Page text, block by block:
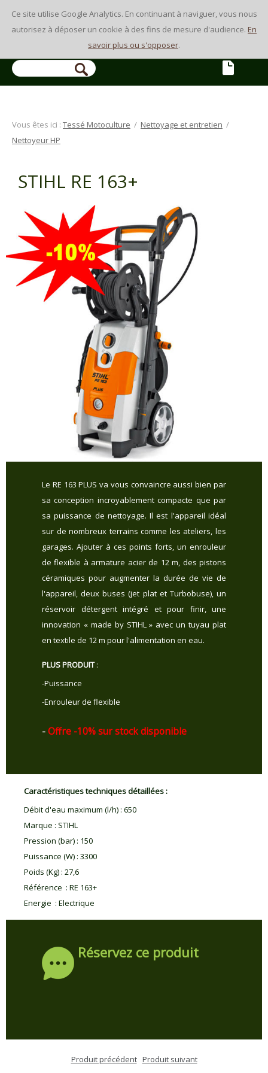
Ce site utilise Google Analytics. En continuant à naviguer, vous nous
autorisez à déposer un cookie à des fins de mesure d'audience. En
savoir plus ou s'opposer.
Vous êtes ici : Tessé Motoculture / Nettoyage et entretien /
Nettoyeur HP
STIHL RE 163+
Le RE 163 PLUS va vous convaincre aussi bien par
sa conception incroyablement compacte que par
sa puissance de nettoyage. Il est l'appareil idéal
sur de nombreux terrains comme les ateliers, les
garages. Ajouter à ces points forts, un enrouleur
de flexible à armature acier de 12 m, des pistons
céramiques pour augmenter la durée de vie de
l'appareil, deux buses (jet plat et Turbobuse), un
réservoir détergent intégré et pour finir, une
innovation « made by STIHL » avec un tuyau plat
en textile de 12 m pour l'alimentation en eau.
PLUS PRODUIT:
-Puissance
-Enrouleur de flexible
-Offre -10% sur stock disponible
Caractéristiques techniques détaillées :
Débit d'eau maximum (l/h) : 650
Marque : STIHL
Pression (bar) : 150
Puissance (W) : 3300
Poids (Kg) : 27,6
Référence : RE 163+
Energie : Electrique
Réservez ce produit
Produit précédent Produit suivant